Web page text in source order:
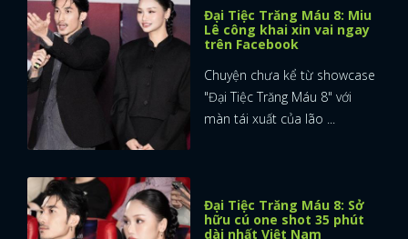
Đại Tiệc Trăng Máu 8: Miu
Lê công khai xin vai ngay
trên Facebook
Chuyện chưa kể từ showcase
"Đại Tiệc Trăng Máu 8" với
màn tái xuất của lão ...
Đại Tiệc Trăng Máu 8: Sở
hữu cú one shot 35 phút
dài nhất Việt Nam